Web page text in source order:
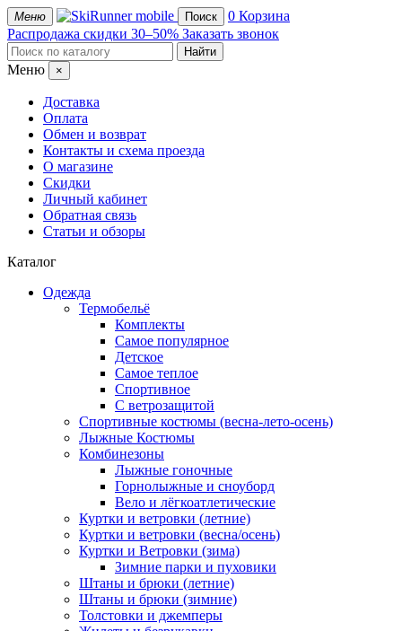
Меню mobile Поиск 0 Корзина
Распродажа скидки 30–50% Заказать звонок
Меню ×
Доставка
Оплата
Обмен и возврат
Контакты и схема проезда
О магазине
Скидки
Личный кабинет
Обратная связь
Статьи и обзоры
Каталог
Одежда
Термобельё
Комплекты
Самое популярное
Детское
Самое теплое
Спортивное
С ветрозащитой
Спортивные костюмы (весна-лето-осень)
Лыжные Костюмы
Комбинезоны
Лыжные гоночные
Горнолыжные и сноуборд
Вело и лёгкоатлетические
Куртки и ветровки (летние)
Куртки и ветровки (весна/осень)
Куртки и Ветровки (зима)
Зимние парки и пуховики
Штаны и брюки (летние)
Штаны и брюки (зимние)
Толстовки и джемперы